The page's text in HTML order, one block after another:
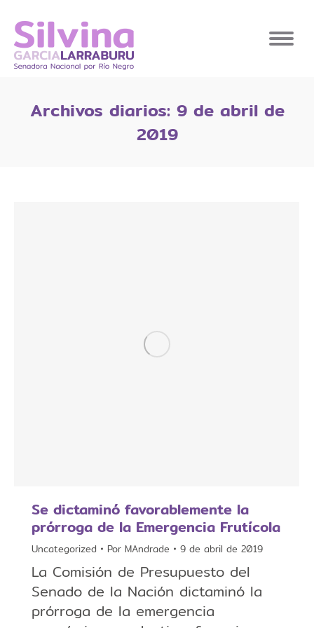
Archivos diarios: 9 de abril de
2019
Se dictaminó favorablemente la
prórroga de la Emergencia Frutícola
Uncategorized Por MAndrade 9 de abril de 2019
La Comisión de Presupuesto del
Senado de la Nación dictaminó la
prórroga de la emergencia